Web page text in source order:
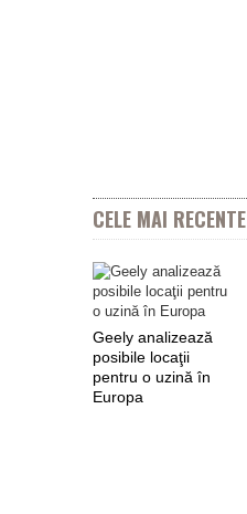
CELE MAI RECENTE
Geely analizează
posibile locaţii
pentru o uzină în
Europa